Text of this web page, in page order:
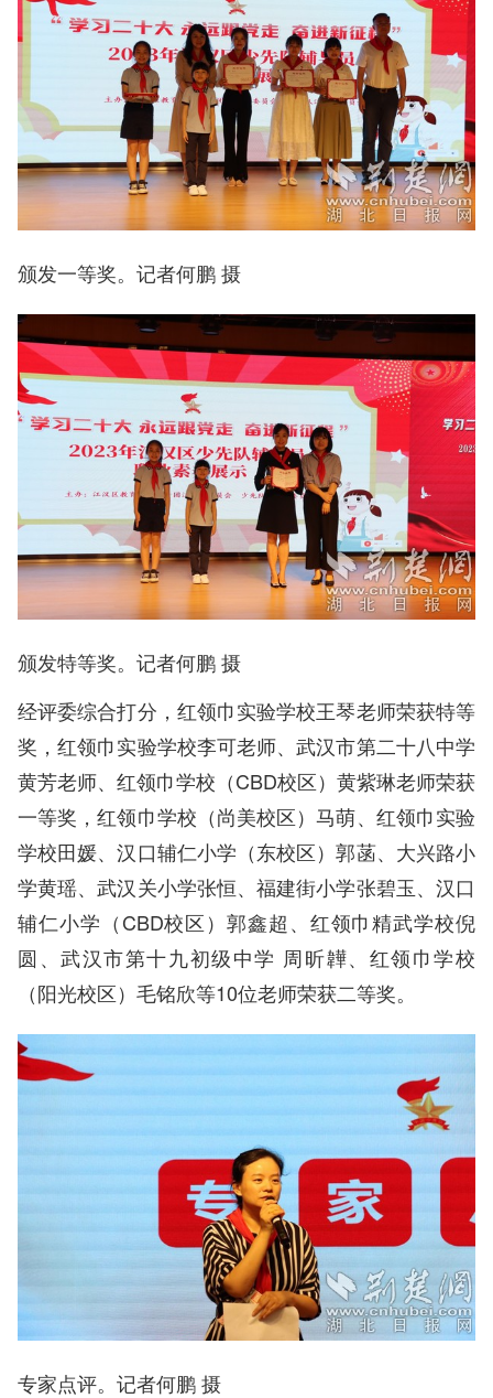
颁发一等奖。记者何鹏 摄
颁发特等奖。记者何鹏 摄
经评委综合打分，红领巾实验学校王琴老师荣获特等
奖，红领巾实验学校李可老师、武汉市第二十八中学
黄芳老师、红领巾学校（CBD校区）黄紫琳老师荣获
一等奖，红领巾学校（尚美校区）马萌、红领巾实验
学校田媛、汉口辅仁小学（东校区）郭菡、大兴路小
学黄瑶、武汉关小学张恒、福建街小学张碧玉、汉口
辅仁小学（CBD校区）郭鑫超、红领巾精武学校倪
圆、武汉市第十九初级中学 周昕韡、红领巾学校
（阳光校区）毛铭欣等10位老师荣获二等奖。
专家点评。记者何鹏 摄